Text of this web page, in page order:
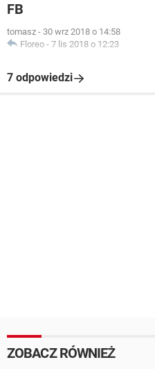
FB
tomasz - 30 wrz 2018 o 14:58
Floreo - 7 lis 2018 o 12:23
7 odpowiedzi
ZOBACZ RÓWNIEŻ